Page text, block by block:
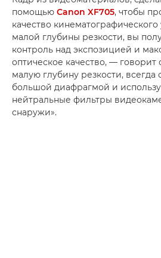
помощью Canon XF705, чтобы
качество
малой глубины резкости, вы
контроль над экспозицией и
оптическое качество, —
малую глубину резкости, всегда
большой диафрагмой и
нейтральные фильтры
снаружи».